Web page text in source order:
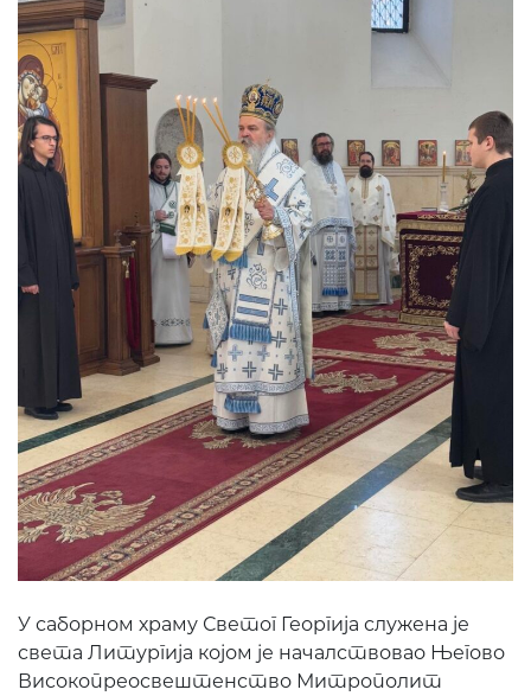
У саборном храму Светог Георгија служена је
света Литургија којом је началствовао Његово
Високопреосвештенство Митрополит